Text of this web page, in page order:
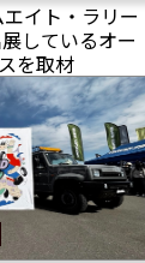
エイト・ラリー
しているオー
を取材